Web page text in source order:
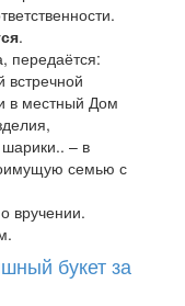
.
передаётся:
встречной
в местный Дом
– в
семью с
вручении.
букет за